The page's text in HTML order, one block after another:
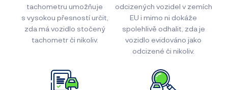
tachometru umožňuje
s vysokou přesností určit,
zda má vozidlo stočený
tachometr či nikoliv.
odcizených vozidel v zemích
EU i mimo ni dokáže
spolehlivě odhalit, zda je
vozidlo evidováno jako
odcizené či nikoliv.